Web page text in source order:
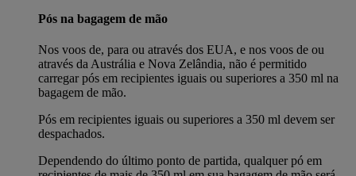
Pós na bagagem de mão
Nos voos de, para ou através dos EUA, e nos voos de ou
através da Austrália e Nova Zelândia, não é permitido
carregar pós em recipientes iguais ou superiores a 350 ml na
bagagem de mão.
Pós em recipientes iguais ou superiores a 350 ml devem ser
despachados.
Dependendo do último ponto de partida, qualquer pó em